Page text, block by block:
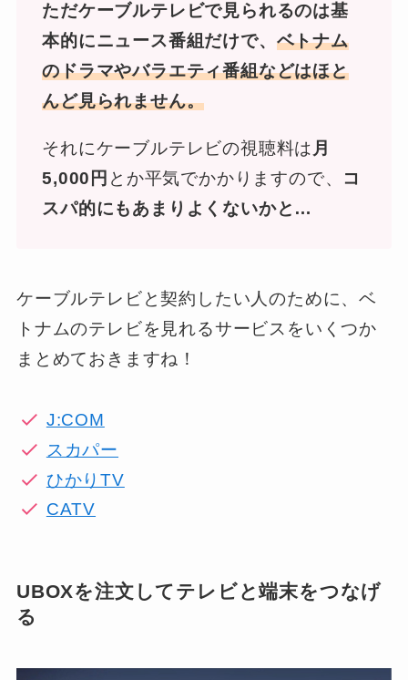
ただケーブルテレビで見られるのは基
本的にニュース番組だけで、 ベトナム
のドラマやバラエティ番組などはほと
んど見られません。
それにケーブルテレビの視聴料は 月
5,000円 とか平気でかかりますので、 コ
スパ的にもあまりよくないかと…
ケーブルテレビと契約したい人のために、ベ
トナムのテレビを見れるサービスをいくつか
まとめておきますね！
J:COM
スカパー
ひかりTV
CATV
UBOXを注文してテレビと端末をつなげ
る